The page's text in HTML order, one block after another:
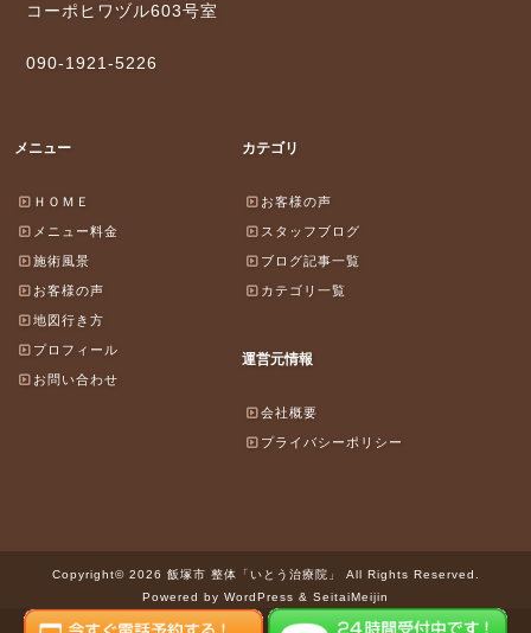
コーポヒワヅル603号室
090-1921-5226
メニュー
ＨＯＭＥ
メニュー料金
施術風景
お客様の声
地図行き方
プロフィール
お問い合わせ
カテゴリ
お客様の声
スタッフブログ
ブログ記事一覧
カテゴリ一覧
運営元情報
会社概要
プライバシーポリシー
Copyright© 2026 飯塚市 整体「いとう治療院」 All Rights Reserved.
Powered by WordPress & SeitaiMeijin